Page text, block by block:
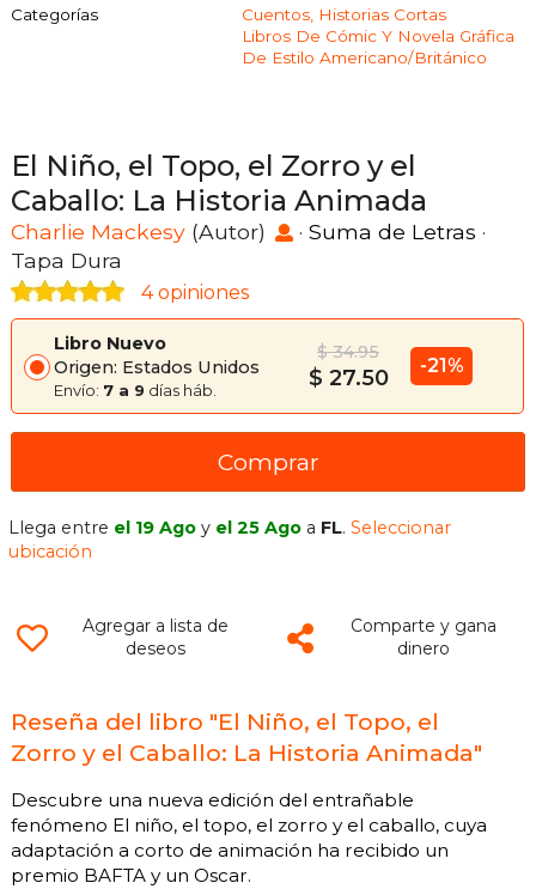
Categorías
Cuentos, Historias Cortas
Libros De Cómic Y Novela Gráfica
De Estilo Americano/británico
El Niño, el Topo, el Zorro y el
Caballo: La Historia Animada
Charlie Mackesy (Autor) · Suma de Letras ·
Tapa Dura
4 opiniones
Libro Nuevo
Origen: Estados Unidos
Envío: 7 a 9 días háb.
$ 34.95
$ 27.50 -21%
Comprar
Llega entre el 19 Ago y el 25 Ago a FL.Seleccionar
ubicación
Agregar a lista de
deseos
Comparte y gana
dinero
Reseña del libro "El Niño, el Topo, el
Zorro y el Caballo: La Historia Animada"
Descubre una nueva edición del entrañable
fenómeno El niño, el topo, el zorro y el caballo, cuya
adaptación a corto de animación ha recibido un
premio BAFTA y un Oscar.